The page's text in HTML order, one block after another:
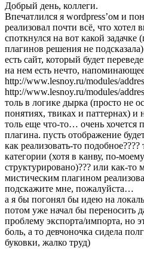
Добрый день, коллеги.
Впечатлился я wordpress’ом и
реализовал почти всё, что хотел
споткнулся на вот какой задачке
плагинов решения не подсказала)
есть сайт, который будет
на нем есть нечто,
http://www.lesnoy.ru/modules/
http://www.lesnoy.ru/modules/
толь в логике дырка (просто не
понятиях, твиках и паттернах) и
толь еще что-то… очень хочется
плагина. пусть отображение будет другим, все другое.. но –
как реализовать-то
категории (хотя в канву, по-
структурировано)??? или как-
мистическим плагином
подскажите мне, пожалуйста…
а я бы погонял бы идею на
потом уже начал бы
проблему экспорта/импорта, но
боль, а то девчоночка сидела
буковки, жалко труд)